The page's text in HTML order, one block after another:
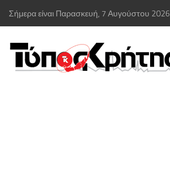
Σήμερα είναι Παρασκευή, 7 Αυγούστου 2026